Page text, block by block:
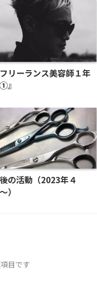
フリーランス美容師１年
』
の活動（2023年４
）
目です